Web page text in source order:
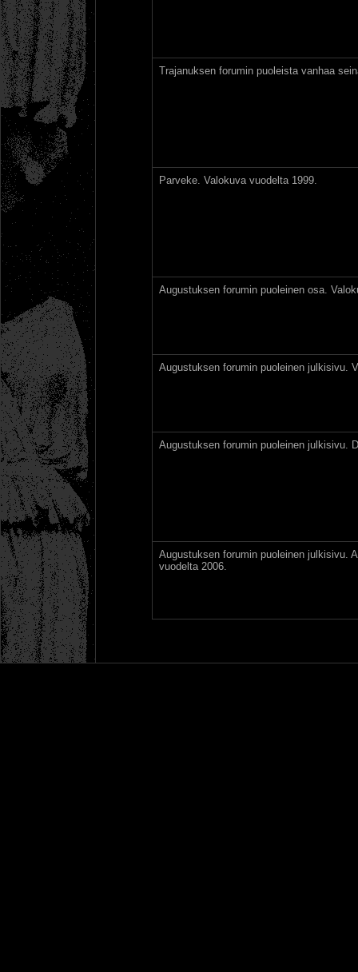
Trajanuksen forumin puoleista vanhaa
Parveke. Valokuva vuodelta 1999.
Augustuksen forumin puoleinen osa.
Augustuksen forumin puoleinen julkisivu.
Augustuksen forumin puoleinen julkisivu.
Augustuksen forumin puoleinen julkisivu.
vuodelta 2006.